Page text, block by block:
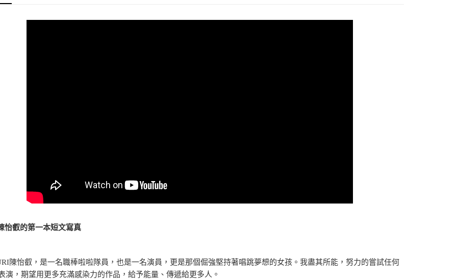
怡叡的第一本短文寫真
陳怡叡，是一名職棒啦啦隊員，也是一名演員，更是那個倔強堅持著唱跳夢想的女孩。我盡其所能，努力的嘗試任何
演，期望用更多充滿感染力的作品，給予能量、傳遞給更多人。